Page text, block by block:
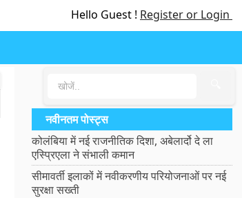
Hello Guest ! Register or Login
नवीनतम पोस्ट्स
कोलंबिया में नई राजनीतिक दिशा, अबेलार्दो दे ला
एस्प्रिएला ने संभाली कमान
सीमावर्ती इलाकों में नवीकरणीय परियोजनाओं पर नई
सुरक्षा सख्ती